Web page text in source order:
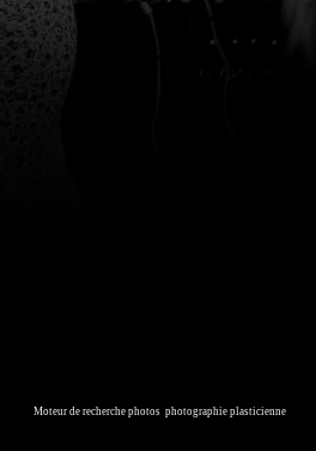
Moteur de recherche photos photographie plasticienne